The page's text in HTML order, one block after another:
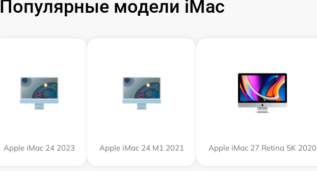
Популярные модели iMac
Apple iMac 24 2023 Apple iMac 24 M1 2021 Apple iMac 27 Retina 5K 2020